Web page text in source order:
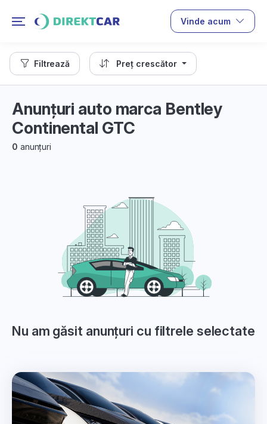
Vinde acum
Filtrează Preț crescător
Anunțuri auto marca Bentley
Continental GTC
0 anunțuri
Nu am găsit anunțuri cu filtrele selectate